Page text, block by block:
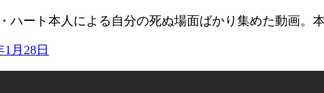
ハート本人による自分の死ぬ場面ばかり集めた動画。
1月28日